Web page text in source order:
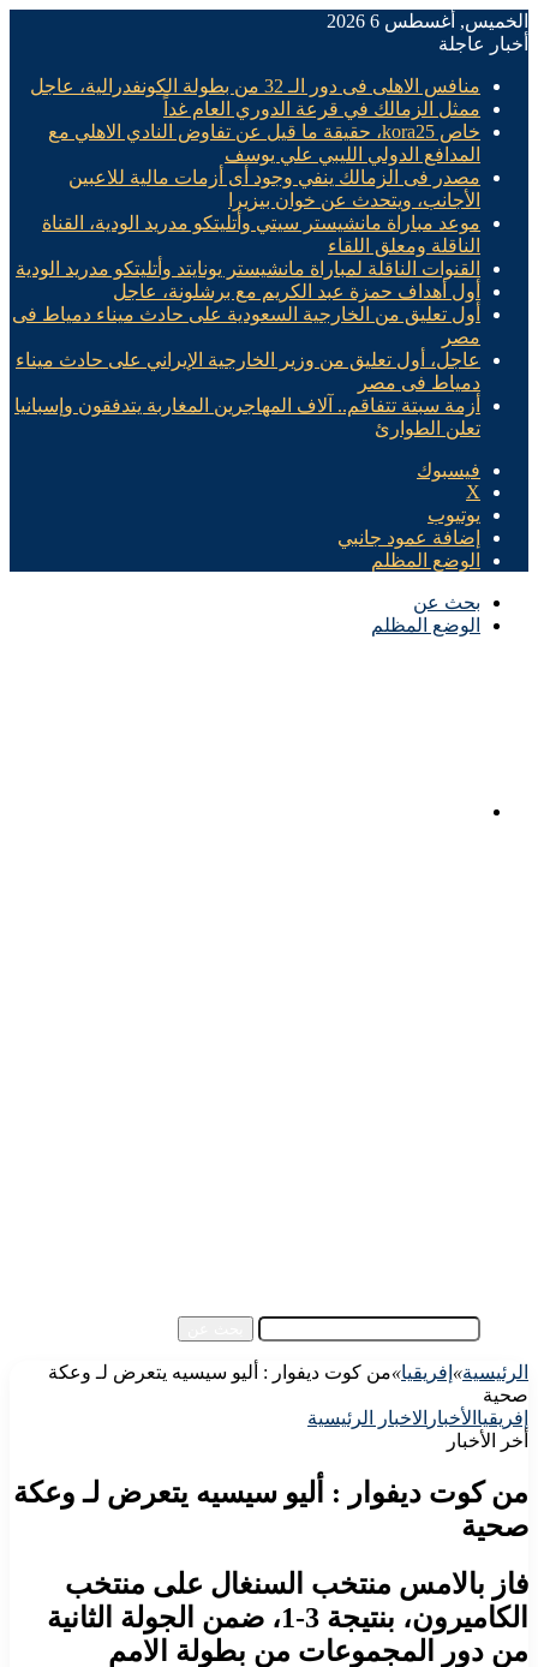
الخميس, أغسطس 6 2026
أخبار عاجلة
منافس الاهلى فى دور الـ 32 من بطولة الكونفدرالية، عاجل
ممثل الزمالك في قرعة الدوري العام غداً
خاص kora25، حقيقة ما قيل عن تفاوض النادي الاهلي مع
المدافع الدولي الليبي علي يوسف
مصدر فى الزمالك ينفي وجود أى أزمات مالية للاعبين
الأجانب، ويتحدث عن خوان بيزيرا
موعد مباراة مانشيستر سيتي وأتليتكو مدريد الودية، القناة
الناقلة ومعلق اللقاء
القنوات الناقلة لمباراة مانشيستر يونايتد وأتليتكو مدريد الودية
أول أهداف حمزة عبد الكريم مع برشلونة، عاجل
أول تعليق من الخارجية السعودية على حادث ميناء دمياط فى
مصر
عاجل، أول تعليق من وزير الخارجية الإيراني على حادث ميناء
دمياط فى مصر
أزمة سبتة تتفاقم.. آلاف المهاجرين المغاربة يتدفقون وإسبانيا
تعلن الطوارئ
فيسبوك
X
يوتيوب
إضافة عمود جانبي
الوضع المظلم
بحث عن
الوضع المظلم
الرئيسية» إفريقيا»من كوت ديفوار : أليو سيسيه يتعرض لـ وعكة
صحية
إفريقيا الأخبار الاخبار الرئيسية
أخر الأخبار
من كوت ديفوار : أليو سيسيه يتعرض لـ وعكة
صحية
فاز بالامس منتخب السنغال على منتخب
الكاميرون، بنتيجة 3-1، ضمن الجولة الثانية
من دور المجموعات من بطولة الامم